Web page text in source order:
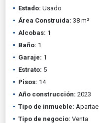
Estado: Usado
Área Construida: 38 m²
Alcobas: 1
Baño: 1
Garaje: 1
Estrato: 5
Pisos: 14
Año construcción: 2023
Tipo de inmueble:
Tipo de negocio: Venta